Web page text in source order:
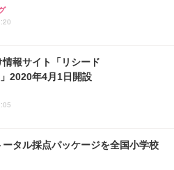
報サイト「リシード
」2020年4月1日開設
タル採点パッケージを全国小学校